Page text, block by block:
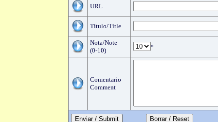
URL
Titulo/Title
Nota/Note
(0-10)
*
Comentario
Comment
Enviar / Submit